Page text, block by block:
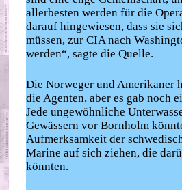
allerbesten werden für die
darauf hingewiesen, dass sie
müssen, zur CIA nach
werden“, sagte die Quelle.
Die Norweger und Amerikaner
die Agenten, aber es gab noch
Jede ungewöhnliche
Gewässern vor Bornholm
Aufmerksamkeit der
Marine auf sich ziehen, die
könnten.